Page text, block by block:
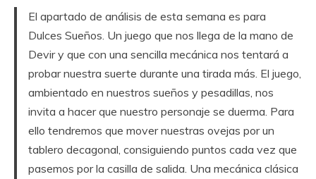
El apartado de análisis de esta semana es para
Dulces Sueños. Un juego que nos llega de la mano de
Devir y que con una sencilla mecánica nos tentará a
probar nuestra suerte durante una tirada más. El juego,
ambientado en nuestros sueños y pesadillas, nos
invita a hacer que nuestro personaje se duerma. Para
ello tendremos que mover nuestras ovejas por un
tablero decagonal, consiguiendo puntos cada vez que
pasemos por la casilla de salida. Una mecánica clásica